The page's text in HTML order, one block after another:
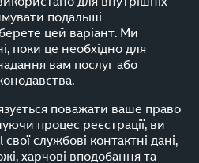
подальші
цей варіант. Ми
поки це необхідно для
вам послуг або
поважати ваше право
процес реєстрації, ви
службові контактні дані,
харчові вподобання та